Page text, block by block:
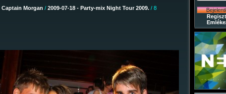
Captain Morgan / 2009-07-18 - Party-mix Night Tour 2009. / 8